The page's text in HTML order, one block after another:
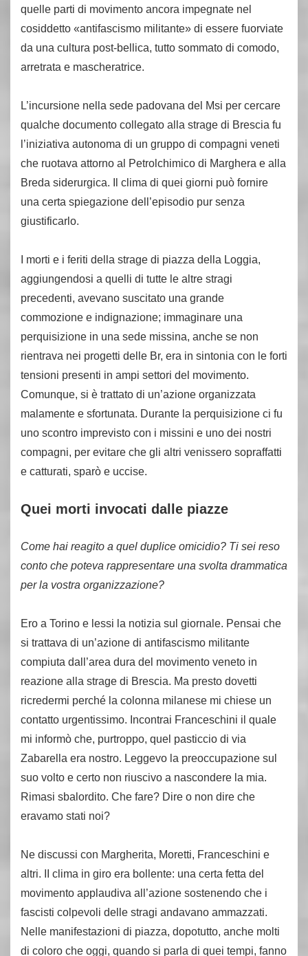
quelle parti di movimento ancora impegnate nel
cosiddetto «antifascismo militante» di essere fuorviate
da una cultura post-bellica, tutto sommato di comodo,
arretrata e mascheratrice.
L’incursione nella sede padovana del Msi per cercare
qualche documento collegato alla strage di Brescia fu
l’iniziativa autonoma di un gruppo di compagni veneti
che ruotava attorno al Petrolchimico di Marghera e alla
Breda siderurgica. Il clima di quei giorni può fornire
una certa spiegazione dell’episodio pur senza
giustificarlo.
I morti e i feriti della strage di piazza della Loggia,
aggiungendosi a quelli di tutte le altre stragi
precedenti, avevano suscitato una grande
commozione e indignazione; immaginare una
perquisizione in una sede missina, anche se non
rientrava nei progetti delle Br, era in sintonia con le forti
tensioni presenti in ampi settori del movimento.
Comunque, si è trattato di un’azione organizzata
malamente e sfortunata. Durante la perquisizione ci fu
uno scontro imprevisto con i missini e uno dei nostri
compagni, per evitare che gli altri venissero sopraffatti
e catturati, sparò e uccise.
Quei morti invocati dalle piazze
Come hai reagito a quel duplice omicidio? Ti sei reso
conto che poteva rappresentare una svolta drammatica
per la vostra organizzazione?
Ero a Torino e lessi la notizia sul giornale. Pensai che
si trattava di un’azione di antifascismo militante
compiuta dall’area dura del movimento veneto in
reazione alla strage di Brescia. Ma presto dovetti
ricredermi perché la colonna milanese mi chiese un
contatto urgentissimo. Incontrai Franceschini il quale
mi informò che, purtroppo, quel pasticcio di via
Zabarella era nostro. Leggevo la preoccupazione sul
suo volto e certo non riuscivo a nascondere la mia.
Rimasi sbalordito. Che fare? Dire o non dire che
eravamo stati noi?
Ne discussi con Margherita, Moretti, Franceschini e
altri. II clima in giro era bollente: una certa fetta del
movimento applaudiva all’azione sostenendo che i
fascisti colpevoli delle stragi andavano ammazzati.
Nelle manifestazioni di piazza, dopotutto, anche molti
di coloro che oggi, quando si parla di quei tempi, fanno